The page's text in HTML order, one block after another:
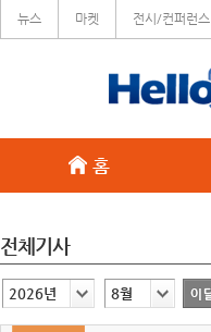
뉴스 마켓 전시/컨퍼런스
홈
전체기사
2026년 8월